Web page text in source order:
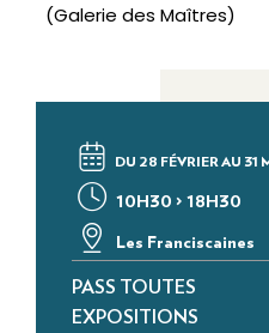
(Galerie des Maîtres)
DU 28 FÉVRIER AU 31
10H30 > 18H30
Les Franciscaines
PASS TOUTES
EXPOSITIONS